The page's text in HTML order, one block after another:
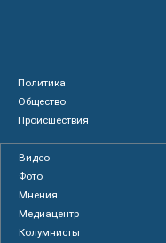
Политика
Общество
Происшествия
Видео
Фото
Мнения
Медиацентр
Колумнисты